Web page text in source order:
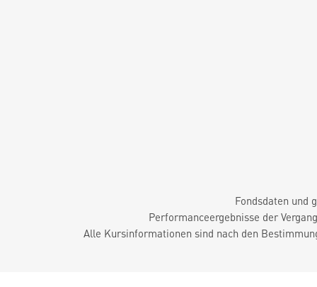
Fondsdaten und
Performanceergebnisse der
Alle Kursinformationen sind nach den